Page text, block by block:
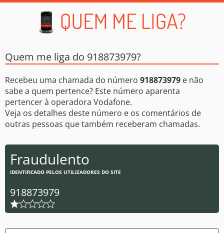
Quem me liga do 918873979?
Recebeu uma chamada do número 918873979 e não
sabe a quem pertence? Este número aparenta
pertencer à operadora Vodafone.
Veja os detalhes deste número e os comentários de
outras pessoas que também receberam chamadas.
Fraudulento
IDENTIFICADO PELOS UTILIZADORES DO SITE
918873979